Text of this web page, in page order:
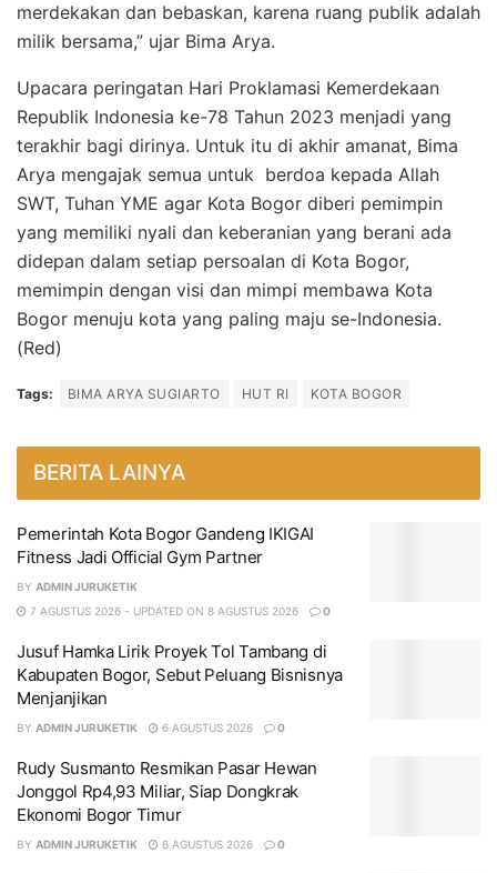
merdekakan dan bebaskan, karena ruang publik adalah
milik bersama,” ujar Bima Arya.
Upacara peringatan Hari Proklamasi Kemerdekaan
Republik Indonesia ke-78 Tahun 2023 menjadi yang
terakhir bagi dirinya. Untuk itu di akhir amanat, Bima
Arya mengajak semua untuk berdoa kepada Allah
SWT, Tuhan YME agar Kota Bogor diberi pemimpin
yang memiliki nyali dan keberanian yang berani ada
didepan dalam setiap persoalan di Kota Bogor,
memimpin dengan visi dan mimpi membawa Kota
Bogor menuju kota yang paling maju se-Indonesia.
(Red)
Tags: BIMA ARYA SUGIARTO HUT RI KOTA BOGOR
BERITA LAINYA
Pemerintah Kota Bogor Gandeng IKIGAI
Fitness Jadi Official Gym Partner
BY ADMIN JURUKETIK
7 AGUSTUS 2026 - UPDATED ON 8 AGUSTUS 2026
0
Jusuf Hamka Lirik Proyek Tol Tambang di
Kabupaten Bogor, Sebut Peluang Bisnisnya
Menjanjikan
BY ADMIN JURUKETIK 6 AGUSTUS 2026 0
Rudy Susmanto Resmikan Pasar Hewan
Jonggol Rp4,93 Miliar, Siap Dongkrak
Ekonomi Bogor Timur
BY ADMIN JURUKETIK 6 AGUSTUS 2026 0